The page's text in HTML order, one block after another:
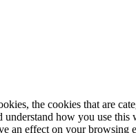
the cookies that are
how you use
an effect on your browsing